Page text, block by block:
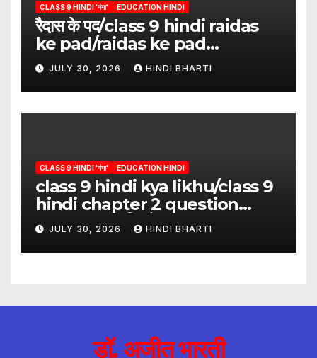
CLASS 9 HINDI 'गंगा' EDUCATION HINDI
रैदास के पद/class 9 hindi raidas
ke pad/raidas ke pad
question answer/raidas ke
pad class 9
JULY 30, 2026 HINDI BHARTI
CLASS 9 HINDI 'गंगा' EDUCATION HINDI
class 9 hindi kya likhu/class 9
hindi chapter 2 question
answer/क्या लिखूँ-पदुमलाल/class 9
hindi
JULY 30, 2026 HINDI BHARTI
डॉ. अजीत भारती